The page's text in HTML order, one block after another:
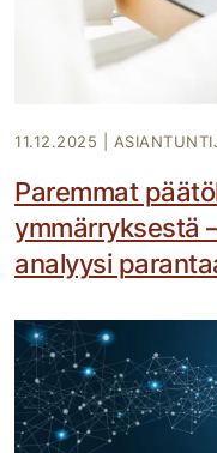
11.12.2025
Paremmat
ymmärryksestä
analyysi